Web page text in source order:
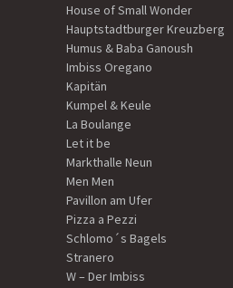
House of Small Wonder
Hauptstadtburger Kreuzberg
Humus & Baba Ganoush
Imbiss Oregano
Kapitän
Kumpel & Keule
La Boulange
Let it be
Markthalle Neun
Men Men
Pavillon am Ufer
Pizza a Pezzi
Schlomo´s Bagels
Stranero
W – Der Imbiss